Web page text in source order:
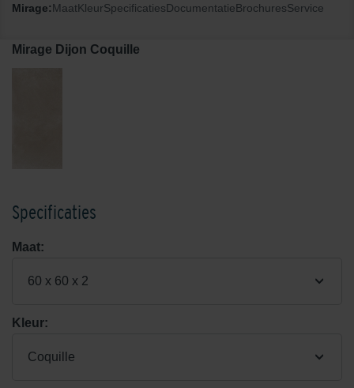
Mirage:MaatKleurSpecificatiesDocumentatieBrochuresService
Mirage Dijon Coquille
Specificaties
Maat:
60 x 60 x 2
Kleur:
Coquille